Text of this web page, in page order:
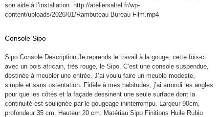
son aide à l’installation. http://ateliersaltel.fr/wp-
content/uploads/2026/01/Rambuteau-Bureau-Film.mp4
Console Sipo
Sipo Console Description Je reprends le travail à la gouge, cette fois-ci
avec un bois africain, très rouge, le Sipo. C’est une console suspendue,
destinée à meubler une entrée. J’ai voulu faire un meuble modeste,
simple et sans ostentation. Fidèle à mes habitudes, j’ai arrondi les angles
pour que les côtés et la façade dessinent une seule surface dont la
continuité est soulignée par le gougeage ininterrompu. Largeur 90cm,
profondeur 35 cm, Hauteur 20 cm. Matériau Sipo Finitions Huile Rubio